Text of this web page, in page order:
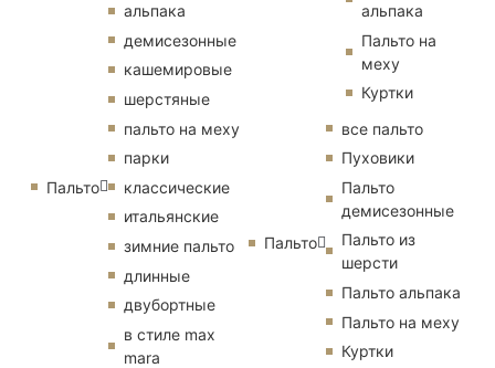
Пальто
альпака
демисезонные
кашемировые
шерстяные
пальто на меху
парки
классические
итальянские
зимние пальто
длинные
двубортные
в стиле max
mara
альпака
Пальто на
меху
Куртки
Пальто
все пальто
Пуховики
Пальто
демисезонные
Пальто из
шерсти
Пальто альпака
Пальто на меху
Куртки